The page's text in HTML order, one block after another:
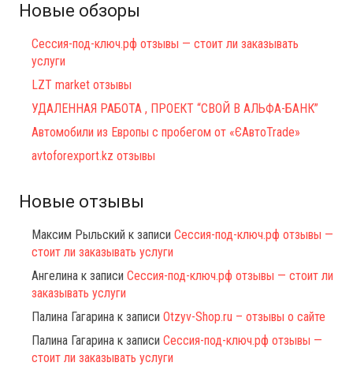
Новые обзоры
Сессия-под-ключ.рф отзывы — стоит ли заказывать
услуги
LZT market отзывы
УДАЛЕННАЯ РАБОТА , ПРОЕКТ “СВОЙ В АЛЬФА-БАНК”
Автомобили из Европы с пробегом от «ЄАвтоTrаde»
avtoforexport.kz отзывы
Новые отзывы
Максим Рыльский к записи Сессия-под-ключ.рф отзывы —
стоит ли заказывать услуги
Ангелина к записи Сессия-под-ключ.рф отзывы — стоит ли
заказывать услуги
Палина Гагарина к записи Otzyv-Shop.ru – отзывы о сайте
Палина Гагарина к записи Сессия-под-ключ.рф отзывы —
стоит ли заказывать услуги